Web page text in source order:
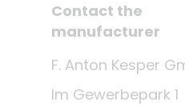
Contact the
manufacturer
F. Anton Kesper
Im Gewerbepark 1